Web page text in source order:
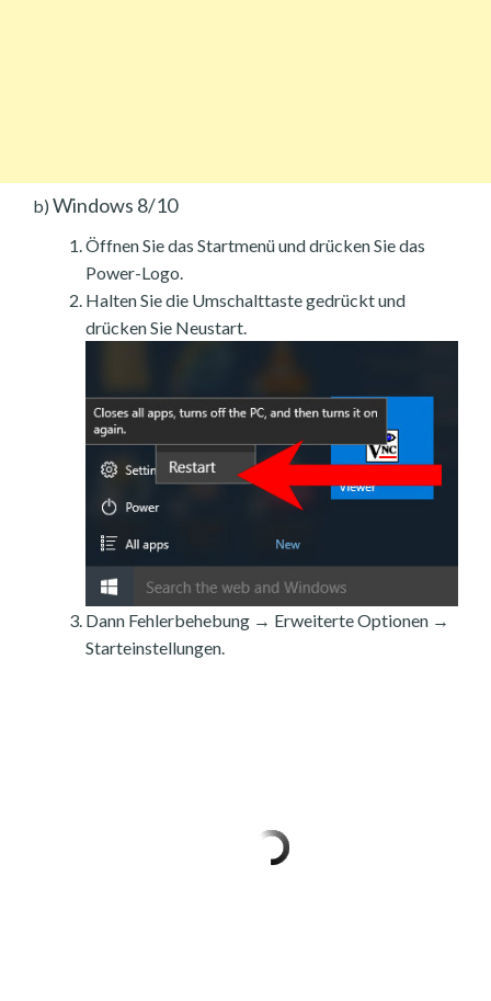
b) Windows 8/10
Öffnen Sie das Startmenü und drücken Sie das
Power-Logo.
Halten Sie die Umschalttaste gedrückt und
drücken Sie Neustart.
Dann Fehlerbehebung → Erweiterte Optionen →
Starteinstellungen.